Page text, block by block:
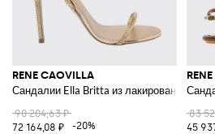
RENE CAOVILLA
Сандалии Ella Britta из лакированной
90 204,63 ₽
72 164,08 ₽
-20%
83
45